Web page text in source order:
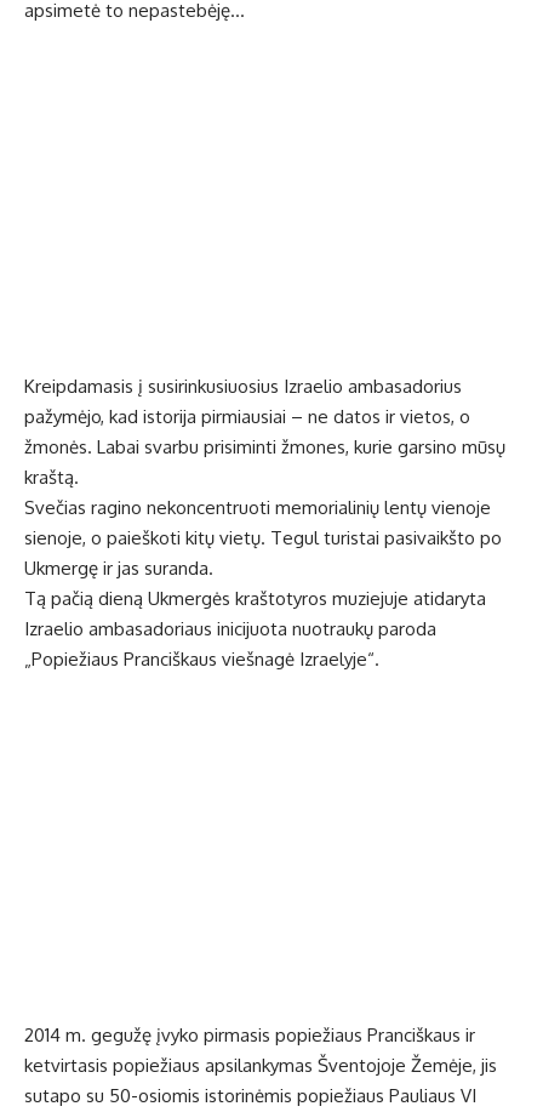
apsimetė to nepastebėję…
Kreipdamasis į susirinkusiuosius Izraelio ambasadorius
pažymėjo, kad istorija pirmiausiai – ne datos ir vietos, o
žmonės. Labai svarbu prisiminti žmones, kurie garsino mūsų
kraštą.
Svečias ragino nekoncentruoti memorialinių lentų vienoje
sienoje, o paieškoti kitų vietų. Tegul turistai pasivaikšto po
Ukmergę ir jas suranda.
Tą pačią dieną Ukmergės kraštotyros muziejuje atidaryta
Izraelio ambasadoriaus inicijuota nuotraukų paroda
„Popiežiaus Pranciškaus viešnagė Izraelyje“.
2014 m. gegužę įvyko pirmasis popiežiaus Pranciškaus ir
ketvirtasis popiežiaus apsilankymas Šventojoje Žemėje, jis
sutapo su 50-osiomis istorinėmis popiežiaus Pauliaus VI